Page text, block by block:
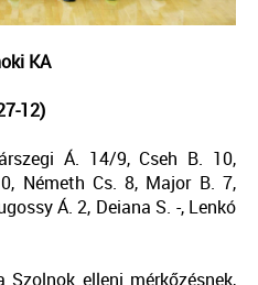
KA
12)
Á. 14/9, Cseh B. 10,
Németh Cs. 8, Major B. 7,
Á. 2, Deiana S. -, Lenkó
elleni mérkőzésnek,